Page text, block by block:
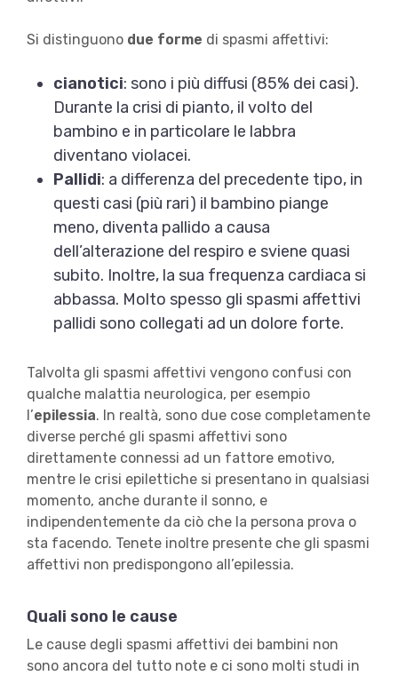
Si distinguono due forme di spasmi affettivi:
cianotici: sono i più diffusi (85% dei casi).
Durante la crisi di pianto, il volto del
bambino e in particolare le labbra
diventano violacei.
Pallidi: a differenza del precedente tipo, in
questi casi (più rari) il bambino piange
meno, diventa pallido a causa
dell’alterazione del respiro e sviene quasi
subito. Inoltre, la sua frequenza cardiaca si
abbassa. Molto spesso gli spasmi affettivi
pallidi sono collegati ad un dolore forte.
Talvolta gli spasmi affettivi vengono confusi con
qualche malattia neurologica, per esempio
l’epilessia. In realtà, sono due cose completamente
diverse perché gli spasmi affettivi sono
direttamente connessi ad un fattore emotivo,
mentre le crisi epilettiche si presentano in qualsiasi
momento, anche durante il sonno, e
indipendentemente da ciò che la persona prova o
sta facendo. Tenete inoltre presente che gli spasmi
affettivi non predispongono all’epilessia.
Quali sono le cause
Le cause degli spasmi affettivi dei bambini non
sono ancora del tutto note e ci sono molti studi in